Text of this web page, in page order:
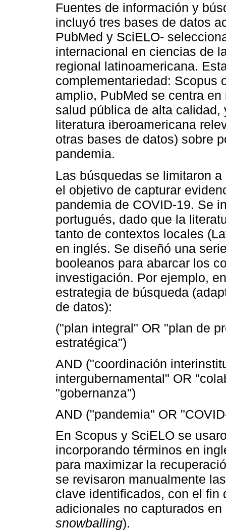
Fuentes de información y
incluyó tres bases de datos
PubMed y SciELO-
internacional en ciencias de
regional latinoamericana.
complementariedad: Scopus
amplio, PubMed se centra
salud pública de alta
literatura iberoamericana
otras bases de datos) sobre
pandemia.
Las búsquedas se limitaron
el objetivo de capturar
pandemia de COVID-19. Se
portugués, dado que la
tanto de contextos locales
en inglés. Se diseñó una
booleanos para abarcar los
investigación. Por ejemplo,
estrategia de búsqueda
de datos):
("plan integral" OR "plan de
estratégica")
AND ("coordinación
intergubernamental" OR
"gobernanza")
AND ("pandemia" OR
En Scopus y SciELO se
incorporando términos en
para maximizar la
se revisaron manualmente
clave identificados, con el fin
adicionales no capturados
snowballing).